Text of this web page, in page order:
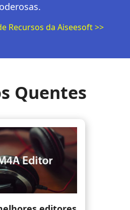
Recursos da Aiseesoft >>
Quentes